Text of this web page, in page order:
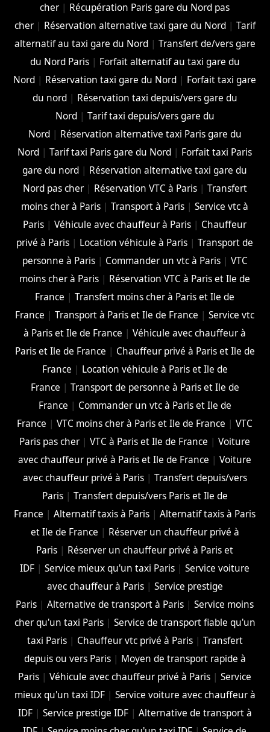
cher | Récupération Paris gare du Nord pas
cher| Réservation alternative taxi gare du Nord| Tarif
alternatif au taxi gare du Nord| Transfert de/vers gare
du Nord Paris| Forfait alternatif au taxi gare du
Nord | Réservation taxi gare du Nord | Forfait taxi gare
du nord| Réservation taxi depuis/vers gare du
Nord| Tarif taxi depuis/vers gare du
Nord| Réservation alternative taxi Paris gare du
Nord |Tarif taxi Paris gare du Nord | Forfait taxi Paris
gare du nord | Réservation alternative taxi gare du
Nord pas cher| Réservation VTC à Paris| Transfert
moins cher à Paris |Transport à Paris |Service vtc à
Paris |Véhicule avec chauffeur à Paris | Chauffeur
privé à Paris | Location véhicule à Paris |Transport de
personne à Paris| Commander un vtc à Paris| VTC
moins cher à Paris | Réservation VTC à Paris et Ile de
France |Transfert moins cher à Paris et Ile de
France |Transport à Paris et Ile de France |Service vtc
à Paris et Ile de France |Véhicule avec chauffeur à
Paris et Ile de France | Chauffeur privé à Paris et Ile de
France | Location véhicule à Paris et Ile de
France | Transport de personne à Paris et Ile de
France | Commander un vtc à Paris et Ile de
France |VTC moins cher à Paris et Ile de France |VTC
Paris pas cher |VTC à Paris et Ile de France |Voiture
avec chauffeur privé à Paris et Ile de France |Voiture
avec chauffeur privé à Paris| Transfert depuis/vers
Paris| Transfert depuis/vers Paris et Ile de
France |Alternatif taxis à Paris |Alternatif taxis à Paris
et Ile de France | Réserver un chauffeur privé à
Paris | Réserver un chauffeur privé à Paris et
IDF |Service mieux qu'un taxi Paris |Service voiture
avec chauffeur à Paris| Service prestige
Paris |Alternative de transport à Paris |Service moins
cher qu'un taxi Paris| Service de transport fiable qu'un
taxi Paris| Chauffeur vtc privé à Paris| Transfert
depuis ou vers Paris| Moyen de transport rapide à
Paris |Véhicule avec chauffeur privé à Paris |Service
mieux qu'un taxi IDF| Service voiture avec chauffeur à
IDF| Service prestige IDF| Alternative de transport à